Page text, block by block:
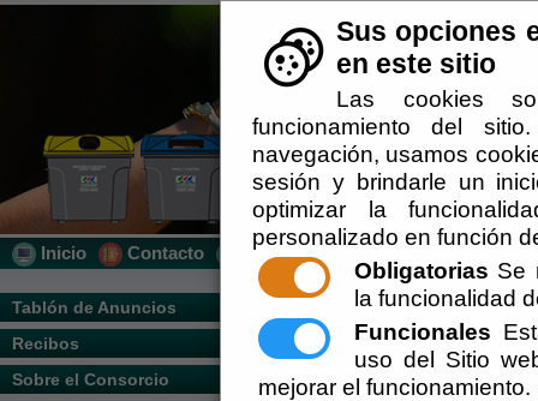
Sus opciones
en este sitio
Las cookies
funcionamiento del
navegación, usamos
sesión y brindarle un
optimizar la
personalizado en función
Obligatorias Se
la funcionalidad
Funcionales
uso del Sitio
mejorar el funcionamiento.
Inicio Contacto Localización
Tablón de Anuncios
Recibos
Sobre el Consorcio
Usted se encuentra aquí:Inicio //
Vigente.
Escuchar
INFORMACIÓN PARA CONSULTA DE